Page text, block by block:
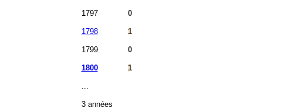
1797 0
1798 1
1799 0
1800 1
3 années